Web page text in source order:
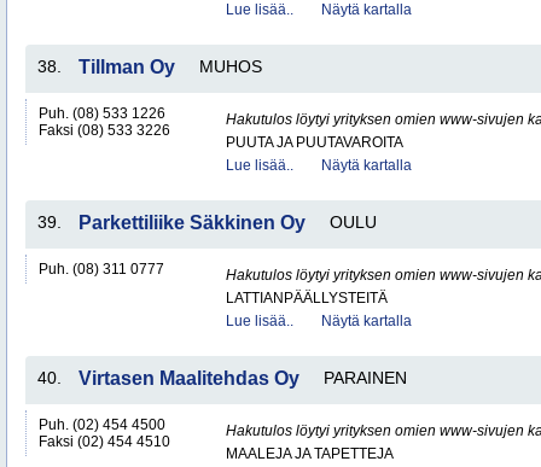
Lue lisää..
Näytä kartalla
38. Tillman Oy MUHOS
Puh. (08) 533 1226
Faksi (08) 533 3226
Hakutulos löytyi yrityksen omien www-sivujen
PUUTA JA PUUTAVAROITA
Lue lisää..
Näytä kartalla
39. Parkettiliike Säkkinen Oy OULU
Puh. (08) 311 0777
Hakutulos löytyi yrityksen omien www-sivujen
LATTIANPÄÄLLYSTEITÄ
Lue lisää..
Näytä kartalla
40. Virtasen Maalitehdas Oy PARAINEN
Puh. (02) 454 4500
Faksi (02) 454 4510
Hakutulos löytyi yrityksen omien www-sivujen
MAALEJA JA TAPETTEJA